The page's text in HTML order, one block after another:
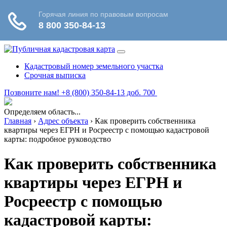
Кадастровый номер земельного участка
Срочная выписка
Позвоните нам! +8 (800) 350-84-13 доб. 700
Определяем область...
Главная › Адрес объекта › Как проверить собственника
квартиры через ЕГРН и Росреестр с помощью кадастровой
карты: подробное руководство
Как проверить собственника
квартиры через ЕГРН и
Росреестр с помощью
кадастровой карты: